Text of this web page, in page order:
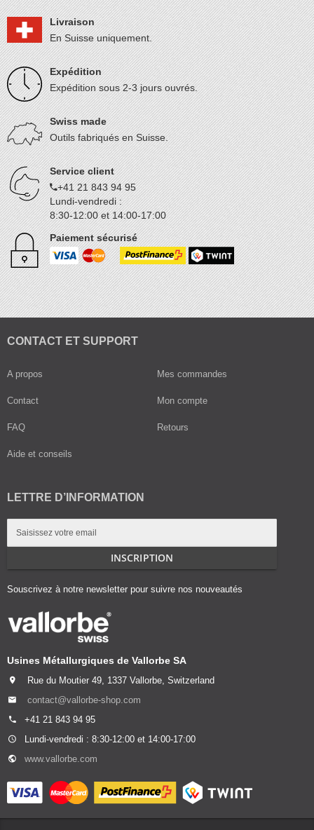
Livraison
En Suisse uniquement.
Expédition
Expédition sous 2-3 jours ouvrés.
Swiss made
Outils fabriqués en Suisse.
Service client
+41 21 843 94 95
Lundi-vendredi :
8:30-12:00 et 14:00-17:00
Paiement sécurisé
CONTACT ET SUPPORT
A propos
Contact
FAQ
Aide et conseils
Mes commandes
Mon compte
Retours
LETTRE D’INFORMATION
lettre
:
INSCRIPTION
Souscrivez à notre newsletter pour suivre nos nouveautés
Usines Métallurgiques de Vallorbe SA
Rue du Moutier 49, 1337 Vallorbe, Switzerland
contact@vallorbe-shop.com
+41 21 843 94 95
Lundi-vendredi : 8:30-12:00 et 14:00-17:00
www.vallorbe.com